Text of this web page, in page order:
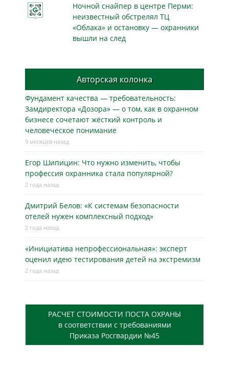
Ночной снайпер в центре Перми:
неизвестный обстрелял ТЦ
«Облака» и остановку — охранники
вышли на след
Авторская колонка
Фундамент качества — требовательность:
Замдиректора «Дозора» — о том, как в охранном
бизнесe сочетают жёсткий контроль и
человеческое понимание
9 месяцев назад
Егор Шипицин: Что нужно изменить, чтобы
профессия охранника стала популярной?
2 года назад
Дмитрий Белов: «К системам безопасности
отелей нужен комплексный подход»
2 года назад
«Инициатива непрофессиональная»: эксперт
оценил идею тестирования детей на экстремизм
2 года назад
РАСЧЕТ СТОИМОСТИ ПОСТА ОХРАНЫ
в соответствии с требованиями
Приказа Росгвардии №45